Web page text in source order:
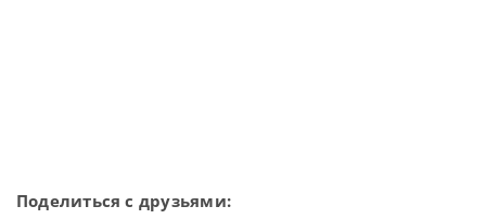
Поделиться с друзьями: